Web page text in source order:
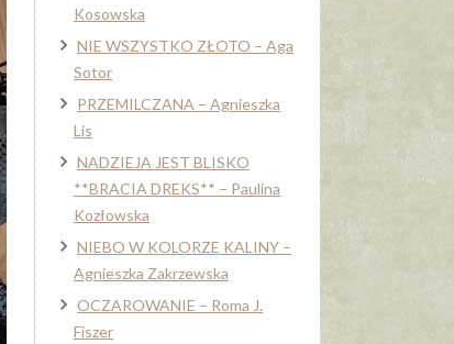
Kosowska
NIE WSZYSTKO ZŁOTO – Aga
Sotor
PRZEMILCZANA – Agnieszka
Lis
NADZIEJA JEST BLISKO
**BRACIA DREKS** – Paulina
Kozłowska
NIEBO W KOLORZE KALINY –
Agnieszka Zakrzewska
OCZAROWANIE – Roma J.
Fiszer